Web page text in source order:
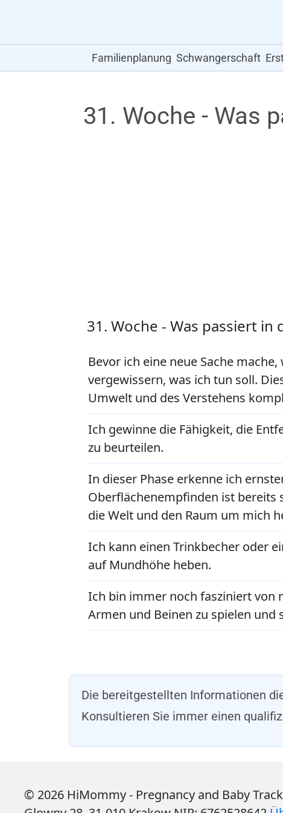
Familienplanung Schwangerschaft
31. Woche - Was
31. Woche - Was passiert in
Bevor ich eine neue Sache
vergewissern, was ich tun soll.
Umwelt und des Verstehens
Ich gewinne die Fähigkeit, die
zu beurteilen.
In dieser Phase erkenne ich
Oberflächenempfinden ist
die Welt und den Raum um mich
Ich kann einen Trinkbecher oder
auf Mundhöhe heben.
Ich bin immer noch fasziniert von
Armen und Beinen zu spielen und
Die bereitgestellten Informationen
Konsultieren Sie immer einen
© 2026 HiMommy - Pregnancy and Baby